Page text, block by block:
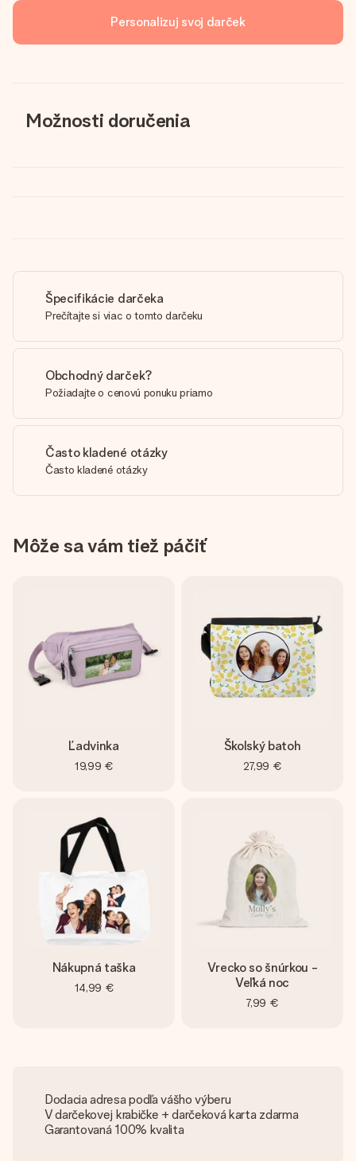
Personalizuj svoj darček
Možnosti doručenia
Špecifikácie darčeka
Prečítajte si viac o tomto darčeku
Obchodný darček?
Požiadajte o cenovú ponuku priamo
Často kladené otázky
Často kladené otázky
Môže sa vám tiež páčiť
Ľadvinka
19,99 €
Školský batoh
27,99 €
Nákupná taška
14,99 €
Vrecko so šnúrkou -
Veľká noc
7,99 €
Dodacia adresa podľa vášho výberu
V darčekovej krabičke + darčeková karta zdarma
Garantovaná 100% kvalita